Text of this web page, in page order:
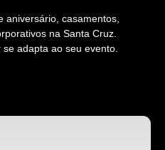
aniversário, casamentos,
na Santa Cruz.
adapta ao seu evento.